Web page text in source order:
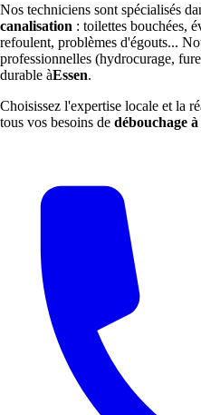
Nos techniciens sont spécialisés
canalisation : toilettes bouchées,
refoulent, problèmes d'égouts...
professionnelles (hydrocurage,
durable àEssen.
Choisissez l'expertise locale et la
tous vos besoins de débouchage